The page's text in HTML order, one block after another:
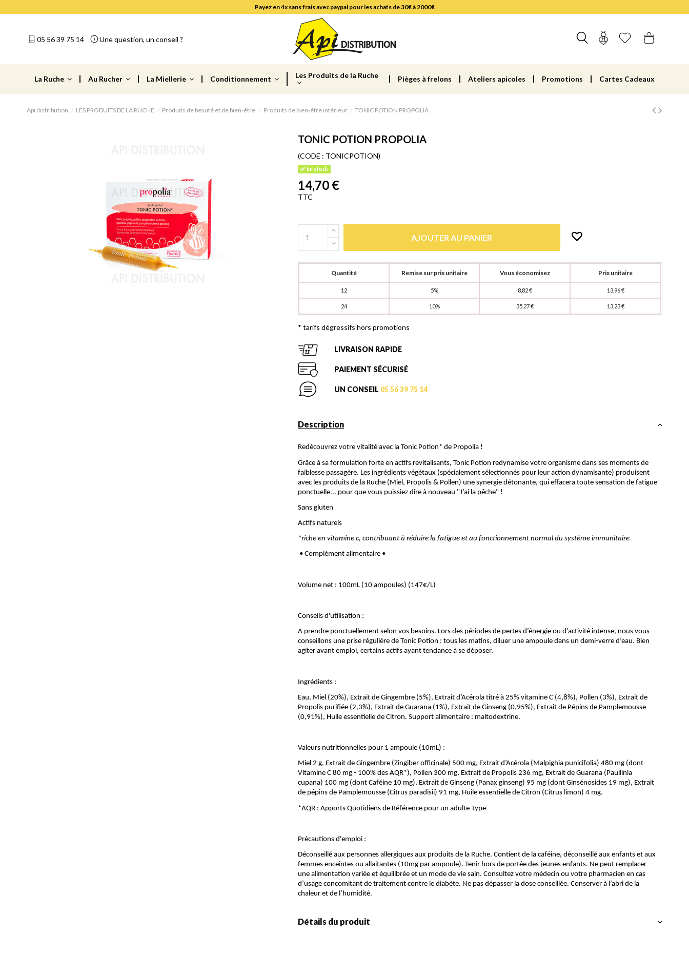
Payez en 4x sans frais avec paypal pour les achats de 30€ à 2000€
05 56 39 75 14 Une question, un conseil ?
La Ruche Au Rucher La Miellerie Conditionnement Les Produits de la Ruche Pièges à frelons Ateliers apicoles Promotions Cartes Cadeaux
Api distribution LES PRODUITS DE LA RUCHE Produits de beauté et de bien-être Produits de bien-être intérieur TONIC POTION PROPOLIA
TONIC POTION PROPOLIA
(CODE : TONICPOTION)
En stock
14,70 €
TTC
AJOUTER AU PANIER
Quantité Remise sur prix unitaire Vous économisez Prix unitaire
12 5% 8,82 € 13,96 €
24 10% 35,27 € 13,23 €
* tarifs dégressifs hors promotions
LIVRAISON RAPIDE
PAIEMENT SÉCURISÉ
UN CONSEIL 05 56 39 75 14
Description
Redécouvrez votre vitalité avec la Tonic Potion* de Propolia !
Grâce à sa formulation forte en actifs revitalisants, Tonic Potion redynamise votre organisme dans ses moments de
faiblesse passagère. Les ingrédients végétaux (spécialement sélectionnés pour leur action dynamisante) produisent
avec les produits de la Ruche (Miel, Propolis & Pollen) une synergie détonante, qui effacera toute sensation de fatigue
ponctuelle... pour que vous puissiez dire à nouveau "J’ai la pêche" !
Sans gluten
Actifs naturels
*riche en vitamine c, contribuant à réduire la fatigue et au fonctionnement normal du système immunitaire
• Complément alimentaire •
Volume net : 100mL (10 ampoules) (147€/L)
Conseils d'utilisation :
A prendre ponctuellement selon vos besoins. Lors des périodes de pertes d’énergie ou d’activité intense, nous vous
conseillons une prise régulière de Tonic Potion : tous les matins, diluer une ampoule dans un demi-verre d’eau. Bien
agiter avant emploi, certains actifs ayant tendance à se déposer.
Ingrédients :
Eau, Miel (20%), Extrait de Gingembre (5%), Extrait d’Acérola titré à 25% vitamine C (4,8%), Pollen (3%), Extrait de
Propolis purifiée (2,3%), Extrait de Guarana (1%), Extrait de Ginseng (0,95%), Extrait de Pépins de Pamplemousse
(0,91%), Huile essentielle de Citron. Support alimentaire : maltodextrine.
Valeurs nutritionnelles pour 1 ampoule (10mL) :
Miel 2 g, Extrait de Gingembre (Zingiber officinale) 500 mg, Extrait d’Acérola (Malpighia punicifolia) 480 mg (dont
Vitamine C 80 mg - 100% des AQR*), Pollen 300 mg, Extrait de Propolis 236 mg, Extrait de Guarana (Paullinia
cupana) 100 mg (dont Caféine 10 mg), Extrait de Ginseng (Panax ginseng) 95 mg (dont Ginsénosides 19 mg), Extrait
de pépins de Pamplemousse (Citrus paradisii) 91 mg, Huile essentielle de Citron (Citrus limon) 4 mg.
*AQR : Apports Quotidiens de Référence pour un adulte-type
Précautions d'emploi :
Déconseillé aux personnes allergiques aux produits de la Ruche. Contient de la caféine, déconseillé aux enfants et aux
femmes enceintes ou allaitantes (10mg par ampoule). Tenir hors de portée des jeunes enfants. Ne peut remplacer
une alimentation variée et équilibrée et un mode de vie sain. Consultez votre médecin ou votre pharmacien en cas
d’usage concomitant de traitement contre le diabète. Ne pas dépasser la dose conseillée. Conserver à l’abri de la
chaleur et de l’humidité.
Détails du produit